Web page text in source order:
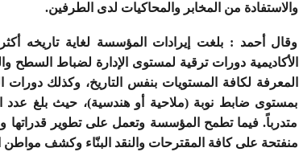
والاستفادة من المخابر والمحاكيات لدى الطرفين.
المعرفة لكافة المستويات بنفس التاريخ، وكذلك
بمستوى ضابط نوبة (ملاحية أو هندسية)، حيث بلغ
متدرباً. فيما تطمح المؤسسة وتعمل على تطوير
منفتحة على كافة المقترحات والنقد البنّاء وكشف مواطن